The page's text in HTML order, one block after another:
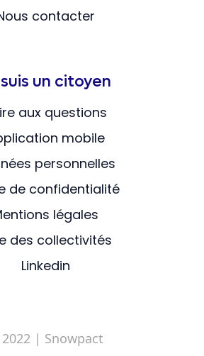
contacter
un citoyen
aux questions
mobile
personnelles
de confidentialité
légales
des collectivités
Linkedin
| Snowpact